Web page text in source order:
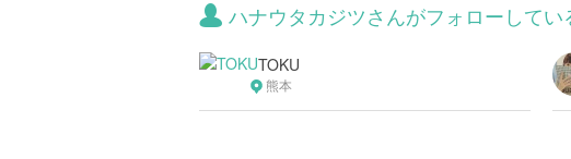
ハナウタカジツさんがフォローしてい
TOKU
熊本